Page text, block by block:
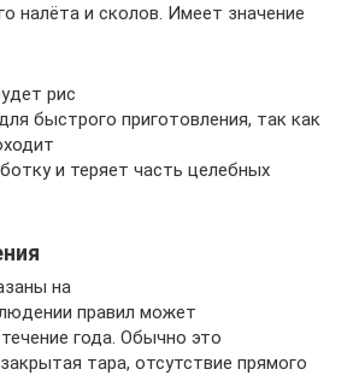
налёта и сколов. Имеет значение
рис
быстрого приготовления, так как
и теряет часть целебных
на
правил может
года. Обычно это
тара, отсутствие прямого